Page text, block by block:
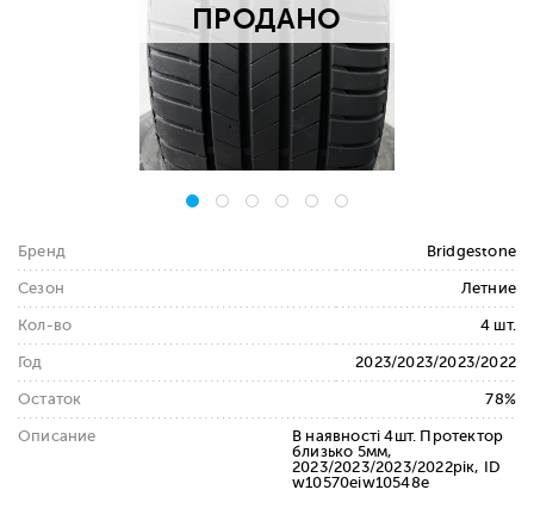
ПОДОБРАТЬ
ПРОДАНО
Бренд Bridgestone
Сезон Летние
Кол-во 4 шт.
Год 2023/2023/2023/2022
Остаток 78%
Описание
В наявності 4шт. Протектор
близько 5мм,
2023/2023/2023/2022рік, ID
w10570eiw10548e